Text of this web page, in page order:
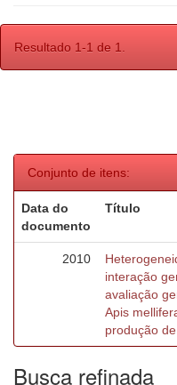
Resultado 1-1 de 1.
Conjunto de itens:
Data do
documento
Título
2010
interação
avaliação
Apis
produção
Busca refinada